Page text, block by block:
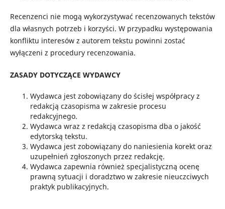
Recenzenci nie mogą wykorzystywać recenzowanych tekstów
dla własnych potrzeb i korzyści. W przypadku występowania
konfliktu interesów z autorem tekstu powinni zostać
wyłączeni z procedury recenzowania.
ZASADY DOTYCZĄCE WYDAWCY
Wydawca jest zobowiązany do ścisłej współpracy z
redakcją czasopisma w zakresie procesu
redakcyjnego.
Wydawca wraz z redakcją czasopisma dba o jakość
edytorską tekstu.
Wydawca jest zobowiązany do naniesienia korekt oraz
uzupełnień zgłoszonych przez redakcję.
Wydawca zapewnia również specjalistyczną ocenę
prawną sytuacji i doradztwo w zakresie nieuczciwych
praktyk publikacyjnych.